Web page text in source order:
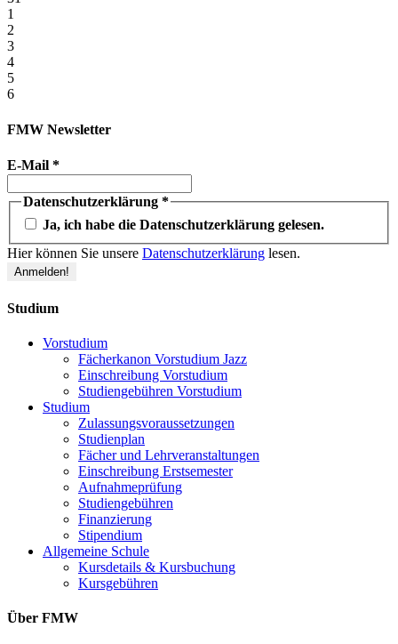
1
2
3
4
5
6
FMW Newsletter
E-Mail *
Datenschutzerklärung *
Ja, ich habe die Datenschutzerklärung gelesen.
Hier können Sie unsere Datenschutzerklärung lesen.
Studium
Vorstudium
Fächerkanon Vorstudium Jazz
Einschreibung Vorstudium
Studiengebühren Vorstudium
Studium
Zulassungsvoraussetzungen
Studienplan
Fächer und Lehrveranstaltungen
Einschreibung Erstsemester
Aufnahmeprüfung
Studiengebühren
Finanzierung
Stipendium
Allgemeine Schule
Kursdetails & Kursbuchung
Kursgebühren
Über FMW